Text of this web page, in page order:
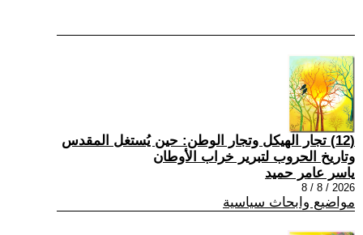
(12) تجار الهيكل وتجار الوطن: حين يُستغل المقدس
وتاريخ الحروب لتبرير خراب الأوطان
ياسر عامر حميد
2026 / 8 / 8
مواضيع وابحاث سياسية